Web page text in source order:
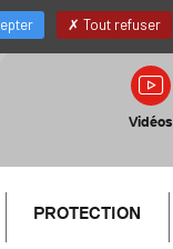
Vidéos
PROTECTION
Tout refuser